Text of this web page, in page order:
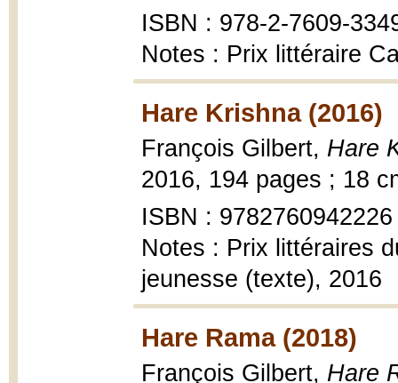
ISBN : 978-2-7609-
Notes : Prix littéraire
Hare Krishna (2016)
François Gilbert, Hare
2016, 194 pages ; 18
ISBN : 9782760942226
Notes : Prix littéraires
jeunesse (texte), 2016
Hare Rama (2018)
François Gilbert, Hare